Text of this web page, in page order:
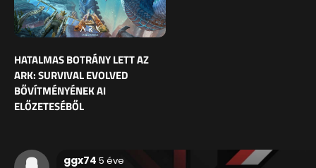
HATALMAS BOTRÁNY LETT AZ
ARK: SURVIVAL EVOLVED
BŐVÍTMÉNYÉNEK AI
ELŐZETESÉBŐL
ggx74 5 éve